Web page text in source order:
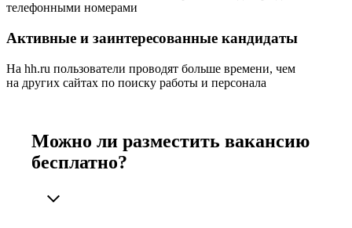
телефонными номерами
Активные и заинтересованные кандидаты
На hh.ru пользователи проводят больше времени, чем
на других сайтах по поиску работы и персонала
Можно ли разместить вакансию
бесплатно?